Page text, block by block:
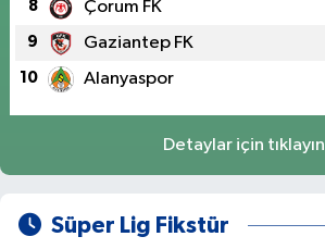
8 Çorum FK
9 Gaziantep FK
10 Alanyaspor
Detaylar için tıklayın
Süper Lig Fikstür